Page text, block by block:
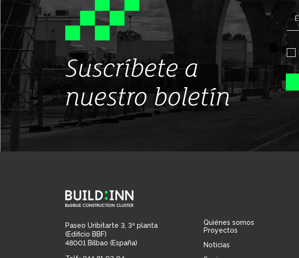
Suscríbete a
nuestro boletín
Paseo Uribitarte 3, 3ª planta
(Edificio BBF)
48001 Bilbao (España)
Quiénes somos
Proyectos
Noticias